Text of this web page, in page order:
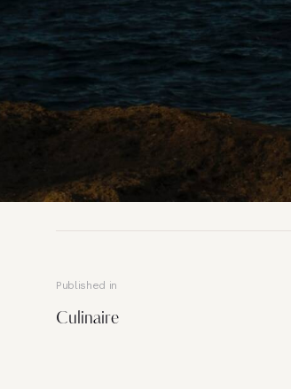
Published in
Culinaire